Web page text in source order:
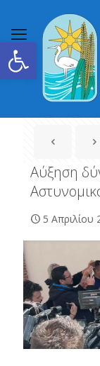
Ανοίξτε τη γραμμή
Αύξηση
5 Απριλίου